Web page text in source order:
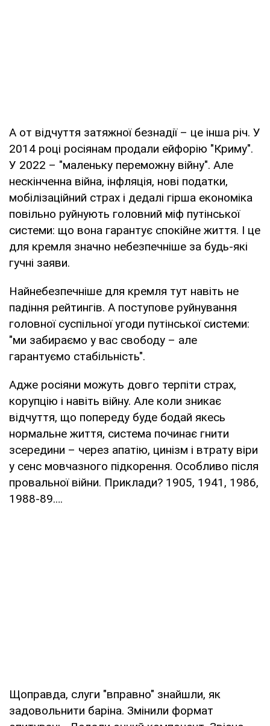
А от відчуття затяжної безнадії – це інша річ. У
2014 році росіянам продали ейфорію "Криму".
У 2022 – "маленьку переможну війну". Але
нескінченна війна, інфляція, нові податки,
мобілізаційний страх і дедалі гірша економіка
повільно руйнують головний міф путінської
системи: що вона гарантує спокійне життя. І це
для кремля значно небезпечніше за будь-які
гучні заяви.
Найнебезпечніше для кремля тут навіть не
падіння рейтингів. А поступове руйнування
головної суспільної угоди путінської системи:
"ми забираємо у вас свободу – але
гарантуємо стабільність".
Адже росіяни можуть довго терпіти страх,
корупцію і навіть війну. Але коли зникає
відчуття, що попереду буде бодай якесь
нормальне життя, система починає гнити
зсередини – через апатію, цинізм і втрату віри
у сенс мовчазного підкорення. Особливо після
провальної війни. Приклади? 1905, 1941, 1986,
1988-89.…
Щоправда, слуги "вправно" знайшли, як
задовольнити баріна. Змінили формат